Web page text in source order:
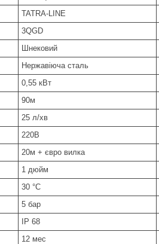
TATRA-LINE
3QGD
Шнековий
Нержавіюча сталь
0,55 кВт
90м
25 л/хв
220В
20м + євро вилка
1 дюйм
30 °C
5 бар
IP 68
12 мес